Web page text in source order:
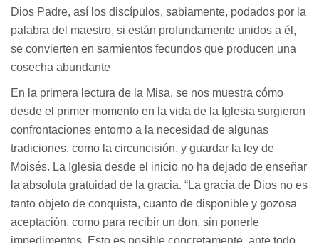
Dios Padre, así los discípulos, sabiamente, podados por la
palabra del maestro, si están profundamente unidos a él,
se convierten en sarmientos fecundos que producen una
cosecha abundante
En la primera lectura de la Misa, se nos muestra cómo
desde el primer momento en la vida de la Iglesia surgieron
confrontaciones entorno a la necesidad de algunas
tradiciones, como la circuncisión, y guardar la ley de
Moisés. La Iglesia desde el inicio no ha dejado de enseñar
la absoluta gratuidad de la gracia. “La gracia de Dios no es
tanto objeto de conquista, cuanto de disponible y gozosa
aceptación, como para recibir un don, sin ponerle
impedimentos. Esto es posible concretamente, ante todo,